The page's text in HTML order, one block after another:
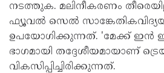
നടത്തുക. മലിനീകരണം
ഫ്യൂവൽ സെൽ
ഉപയോഗിക്കുന്നത്. 'മേക്ക് ഇൻ
ഭാഗമായി തദ്ദേശീയമായാണ്
വികസിപ്പിച്ചിരിക്കുന്നത്.